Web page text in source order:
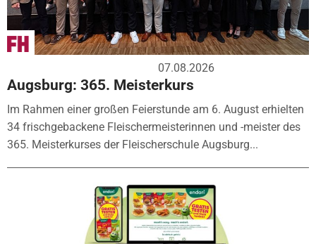
07.08.2026
Augsburg: 365. Meisterkurs
Im Rahmen einer großen Feierstunde am 6. August erhielten
34 frischgebackene Fleischermeisterinnen und -meister des
365. Meisterkurses der Fleischerschule Augsburg...